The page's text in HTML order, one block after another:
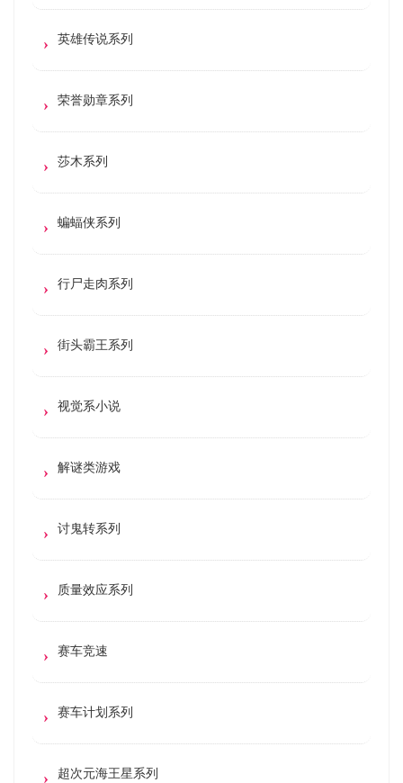
英雄传说系列
荣誉勋章系列
莎木系列
蝙蝠侠系列
行尸走肉系列
街头霸王系列
视觉系小说
解谜类游戏
讨鬼转系列
质量效应系列
赛车竞速
赛车计划系列
超次元海王星系列